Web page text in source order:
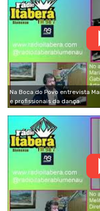
Na Boca do Povo entrevista
e profissionais da dança.